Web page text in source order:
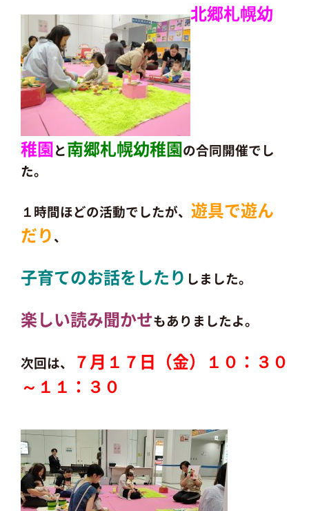
北郷札幌幼
稚園と南郷札幌幼稚園の合同開催でし
た。
１時間ほどの活動でしたが、 遊具で遊ん
だり、
子育てのお話をしたり しました。
楽しい読み聞かせもありましたよ。
次回は、 ７月 １７日（金）１０：３０
～１１：３０